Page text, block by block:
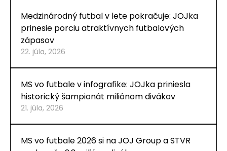
Medzinárodný futbal v lete pokračuje: JOJka
prinesie porciu atraktívnych futbalových
zápasov
22. júla, 2026
MS vo futbale v infografike: JOJka priniesla
historický šampionát miliónom divákov
21. júla, 2026
MS vo futbale 2026 si na JOJ Group a STVR